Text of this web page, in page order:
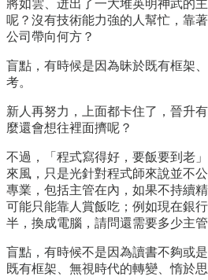
將如雲、迸出了一大堆英明神武的
呢？沒有技術能力強的人幫忙，靠
公司帶向何方？
盲點，有時候是因為昧於既有框架
考。
新人再努力，上面都卡住了，晉升
麼還會想往裡面擠呢？
不過，「程式寫得好，要飯要到老
來風，只是光針對程式師來說並不
專業，包括主管在內，如果不持續
可能只能靠人賞飯吃；例如現在銀
半，換成電腦，請問還需要多少主管
盲點，有時候不是因為讀書不夠或
既有框架、無視時代的轉變、惰於思